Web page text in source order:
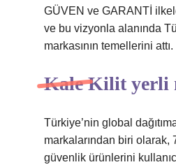
GÜVEN ve GARANTİ
ve bu vizyonla alanında
markasının temellerini attı.
Kale Kilit yerli
Türkiye’nin global
markalarından biri olarak,
güvenlik ürünlerini